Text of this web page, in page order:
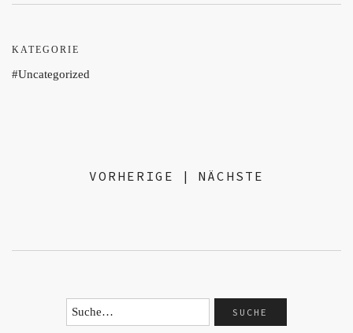
KATEGORIE
Uncategorized
VORHERIGE | NÄCHSTE